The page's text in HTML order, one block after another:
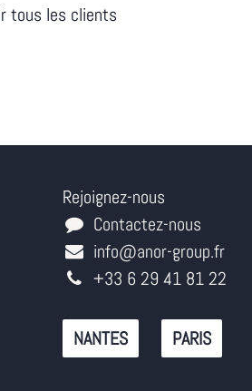
tous les clients
Rejoignez-nous
Contactez-nous
info@anor-group.fr
+33 6 29 41 81 22
NANTES PARIS